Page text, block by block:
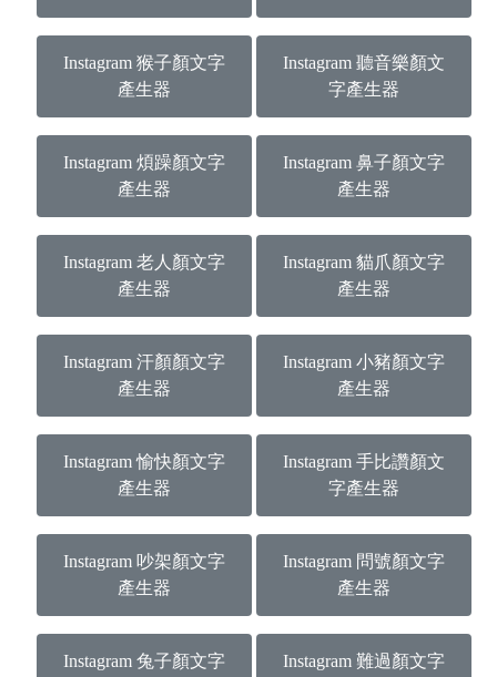
Instagram 猴子顏文字
產生器
Instagram 聽音樂顏文
字產生器
Instagram 煩躁顏文字
產生器
Instagram 鼻子顏文字
產生器
Instagram 老人顏文字
產生器
Instagram 貓爪顏文字
產生器
Instagram 汗顏顏文字
產生器
Instagram 小豬顏文字
產生器
Instagram 愉快顏文字
產生器
Instagram 手比讚顏文
字產生器
Instagram 吵架顏文字
產生器
Instagram 問號顏文字
產生器
Instagram 兔子顏文字
Instagram 難過顏文字